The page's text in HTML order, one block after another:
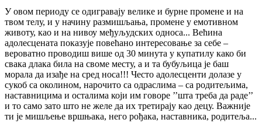
У овом периоду се одигравају велике и бурне промене и на
твом телу, и у начину размишљања, промене у емотивном
животу, као и на нивоу међуљудских односа... Већина
адолесцената показује повећано интересовање за себе –
вероватно проводиш више од 30 минута у купатилу како би
свака длака била на своме месту, а и та бубуљица је баш
морала да изађе на сред носа!!! Често адолесценти долазе у
сукоб са околином, нарочито са одраслима – са родитељима,
наставницима и осталима који им говоре ’’шта треба да раде’’
и то само зато што не желе да их третирају као децу. Важније
ти је мишљење вршњака, него рођака, наставника, родитеља...